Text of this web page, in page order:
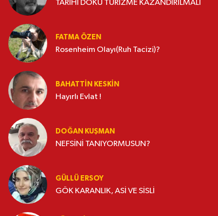
TARİHİ DOKU TURİZME KAZANDIRILMALI
FATMA ÖZEN
Rosenheim Olayı(Ruh Tacizi)?
BAHATTIN KESKİN
Hayırlı Evlat !
DOĞAN KUŞMAN
NEFSİNİ TANIYORMUSUN?
GÜLLÜ ERSOY
GÖK KARANLIK, ASİ VE SİSLİ